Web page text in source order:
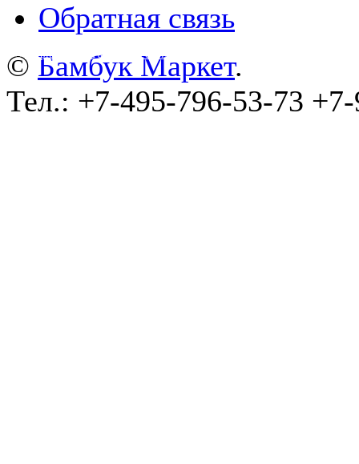
Обратная связь
© wa-plugins.ru - Разработка сайта
© Бамбук Маркет.
Тел.: +7-495-796-53-73